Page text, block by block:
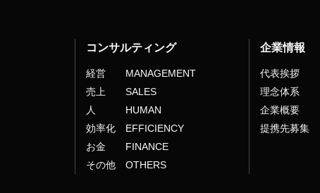
コンサルティング
経営 MANAGEMENT
売上 SALES
人 HUMAN
効率化 EFFICIENCY
お金 FINANCE
その他 OTHERS
企業情報
代表挨拶
理念体系
企業概要
提携先募集